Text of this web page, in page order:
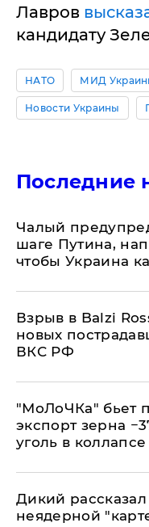
Лавров
кандидату
НАТО МИД
Новости Украины
Последние
Чалый
шаге Путина,
чтобы Украина
Взрыв в Balzi
новых
ВКС РФ
​"МоЛоЧКа" бьет
экспорт зерна
уголь в коллапсе
Дикий
неядерной